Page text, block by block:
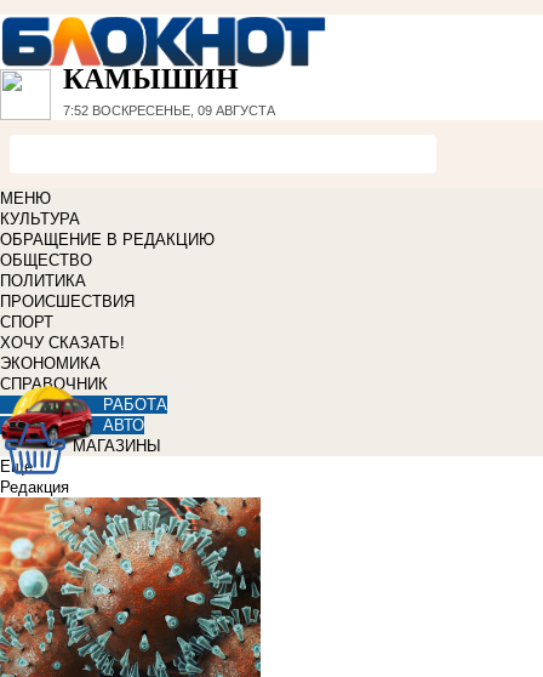
КАМЫШИН
7:52 ВОСКРЕСЕНЬЕ, 09 АВГУСТА
МЕНЮ
КУЛЬТУРА
ОБРАЩЕНИЕ В РЕДАКЦИЮ
ОБЩЕСТВО
ПОЛИТИКА
ПРОИСШЕСТВИЯ
СПОРТ
ХОЧУ СКАЗАТЬ!
ЭКОНОМИКА
СПРАВОЧНИК
РАБОТА
АВТО
МАГАЗИНЫ
Еще
Редакция